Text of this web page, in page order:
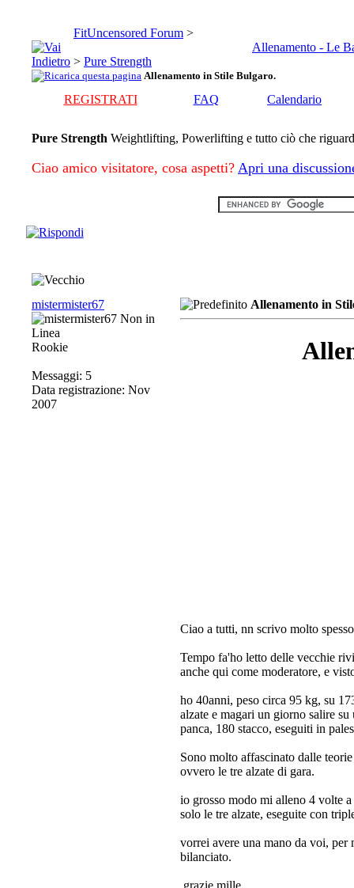
FitUncensored Forum >
Allenamento - Le
> Pure Strength
Allenamento in Stile Bulgaro.
REGISTRATI FAQ Calendario
Pure Strength Weightlifting, Powerlifting e tutto ciò che
Ciao amico visitatore, cosa aspetti? Apri una
mistermister67
Rookie
Messaggi: 5
Data registrazione: Nov
2007
Allenamento in
Ciao a tutti, nn scrivo molto
Tempo fa'ho letto delle vecchie
anche qui come moderatore, e
ho 40anni, peso circa 95 kg, su
alzate e magari un giorno salire
panca, 180 stacco, eseguiti in
Sono molto affascinato dalle
ovvero le tre alzate di gara.
io grosso modo mi alleno 4 volte
solo le tre alzate, eseguite con
vorrei avere una mano da voi, per
bilanciato.
grazie mille.